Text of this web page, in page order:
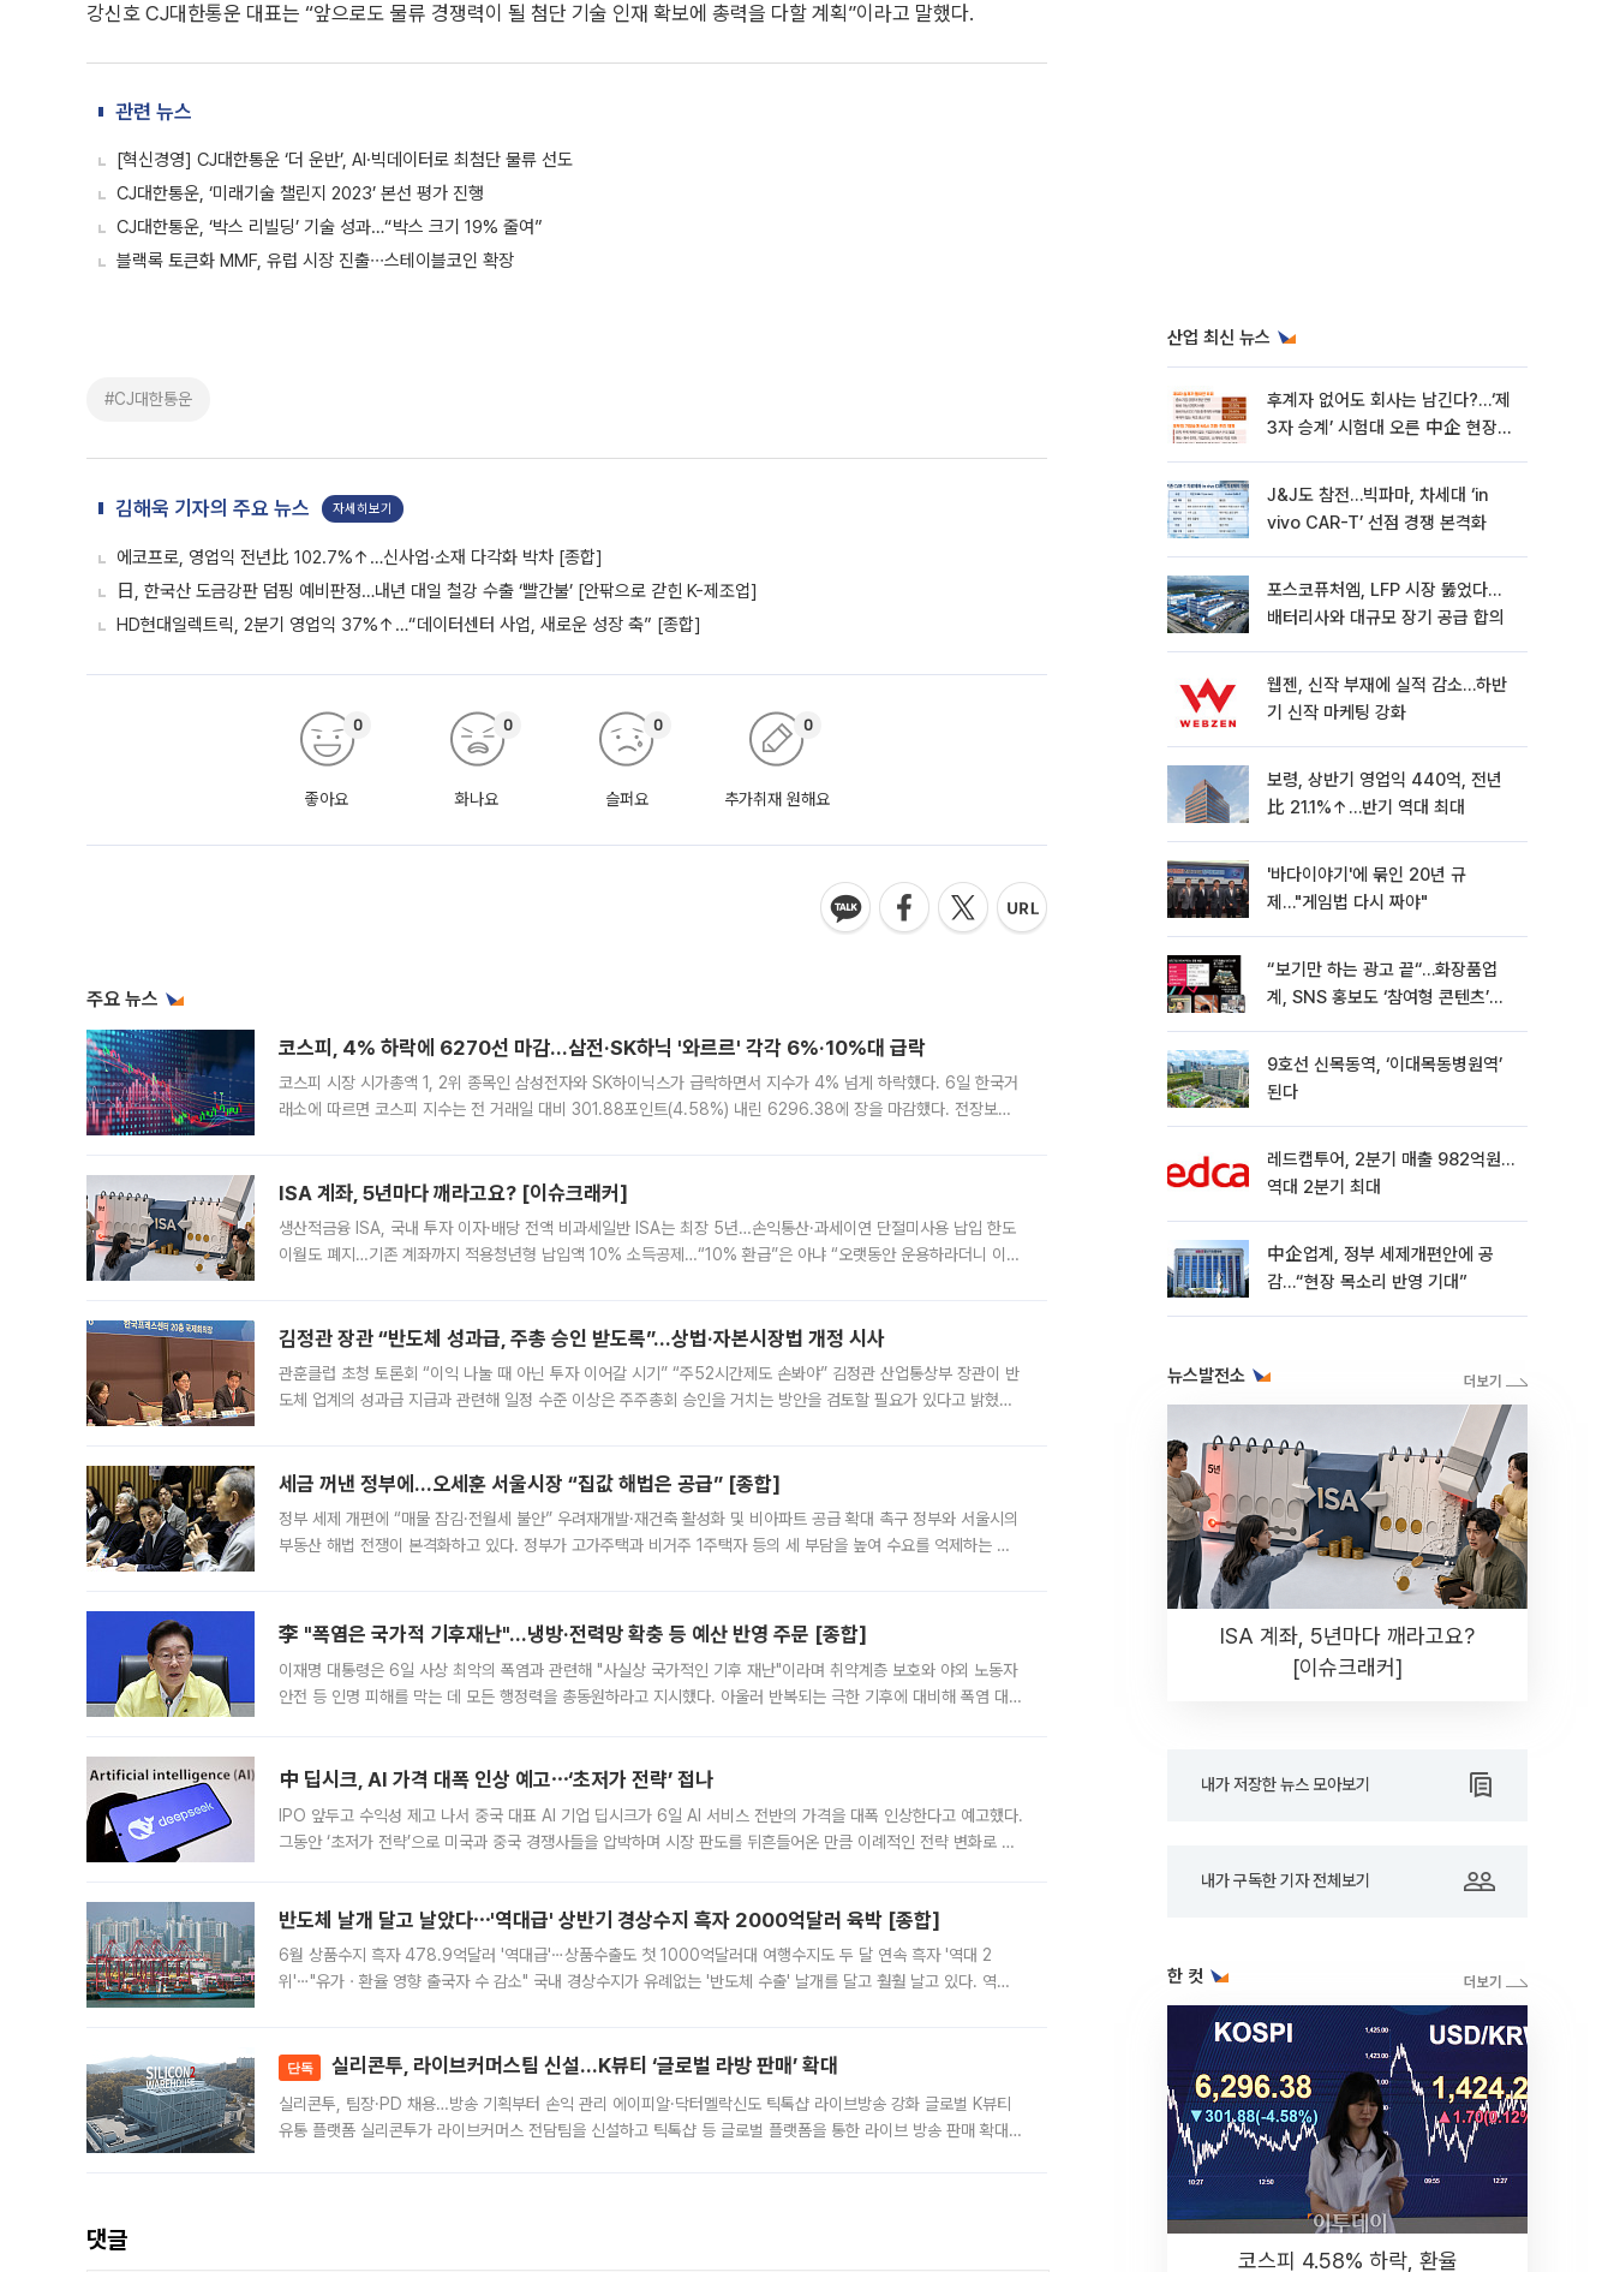
강신호 CJ대한통운 대표는 “앞으로도 물류 경쟁력이 될 첨단 기술 인재 확보에 총력을 다할 계획”이라고 말했다.
관련 뉴스
[혁신경영] CJ대한통운 ‘더 운반’, AI·빅데이터로 최첨단 물류 선도
CJ대한통운, ‘미래기술 챌린지 2023’ 본선 평가 진행
CJ대한통운, ‘박스 리빌딩’ 기술 성과…“박스 크기 19% 줄여”
블랙록 토큰화 MMF, 유럽 시장 진출∙∙∙스테이블코인 확장
#CJ대한통운
김해욱 기자의 주요 뉴스 자세히보기
에코프로, 영업익 전년比 102.7%↑…신사업·소재 다각화 박차 [종합]
日, 한국산 도금강판 덤핑 예비판정…내년 대일 철강 수출 ‘빨간불’ [안팎으로 갇힌 K-제조업]
HD현대일렉트릭, 2분기 영업익 37%↑…“데이터센터 사업, 새로운 성장 축” [종합]
좋아요
0
화나요
0
슬퍼요
0
추가취재 원해요
0
주요 뉴스
코스피, 4% 하락에 6270선 마감…삼전·SK하닉 '와르르' 각각 6%·10%대 급락
코스피 시장 시가총액 1, 2위 종목인 삼성전자와 SK하이닉스가 급락하면서 지수가 4% 넘게 하락했다. 6일 한국거
래소에 따르면 코스피 지수는 전 거래일 대비 301.88포인트(4.58%) 내린 6296.38에 장을 마감했다. 전장보다
ISA 계좌, 5년마다 깨라고요? [이슈크래커]
생산적금융 ISA, 국내 투자 이자·배당 전액 비과세일반 ISA는 최장 5년…손익통산·과세이연 단절미사용 납입 한도
이월도 폐지…기존 계좌까지 적용청년형 납입액 10% 소득공제…“10% 환급”은 아냐 “오랫동안 운용하라더니 이제
김정관 장관 “반도체 성과급, 주총 승인 받도록”…상법·자본시장법 개정 시사
관훈클럽 초청 토론회 “이익 나눌 때 아닌 투자 이어갈 시기” “주52시간제도 손봐야” 김정관 산업통상부 장관이 반
도체 업계의 성과급 지급과 관련해 일정 수준 이상은 주주총회 승인을 거치는 방안을 검토할 필요가 있다고 밝혔다.
세금 꺼낸 정부에…오세훈 서울시장 “집값 해법은 공급” [종합]
정부 세제 개편에 “매물 잠김·전월세 불안” 우려재개발·재건축 활성화 및 비아파트 공급 확대 촉구 정부와 서울시의
부동산 해법 전쟁이 본격화하고 있다. 정부가 고가주택과 비거주 1주택자 등의 세 부담을 높여 수요를 억제하는 카
李 "폭염은 국가적 기후재난"…냉방·전력망 확충 등 예산 반영 주문 [종합]
이재명 대통령은 6일 사상 최악의 폭염과 관련해 "사실상 국가적인 기후 재난"이라며 취약계층 보호와 야외 노동자
안전 등 인명 피해를 막는 데 모든 행정력을 총동원하라고 지시했다. 아울러 반복되는 극한 기후에 대비해 폭염 대응
中 딥시크, AI 가격 대폭 인상 예고⋯‘초저가 전략’ 접나
IPO 앞두고 수익성 제고 나서 중국 대표 AI 기업 딥시크가 6일 AI 서비스 전반의 가격을 대폭 인상한다고 예고했다.
그동안 ‘초저가 전략’으로 미국과 중국 경쟁사들을 압박하며 시장 판도를 뒤흔들어온 만큼 이례적인 전략 변화로 평
반도체 날개 달고 날았다⋯'역대급' 상반기 경상수지 흑자 2000억달러 육박 [종합]
6월 상품수지 흑자 478.9억달러 '역대급'⋯상품수출도 첫 1000억달러대 여행수지도 두 달 연속 흑자 '역대 2
위'⋯"유가ㆍ환율 영향 출국자 수 감소" 국내 경상수지가 유례없는 '반도체 수출' 날개를 달고 훨훨 날고 있다. 역대
단독 실리콘투, 라이브커머스팀 신설…K뷰티 ‘글로벌 라방 판매’ 확대
실리콘투, 팀장·PD 채용…방송 기획부터 손익 관리 에이피알·닥터멜락신도 틱톡샵 라이브방송 강화 글로벌 K뷰티
유통 플랫폼 실리콘투가 라이브커머스 전담팀을 신설하고 틱톡샵 등 글로벌 플랫폼을 통한 라이브 방송 판매 확대에
댓글
산업 최신 뉴스
후계자 없어도 회사는 남긴다?…‘제
3자 승계’ 시험대 오른 中企 현장
J&J도 참전…빅파마, 차세대 ‘in
vivo CAR-T’ 선점 경쟁 본격화
포스코퓨처엠, LFP 시장 뚫었다…
배터리사와 대규모 장기 공급 합의
웹젠, 신작 부재에 실적 감소…하반
기 신작 마케팅 강화
보령, 상반기 영업익 440억, 전년
比 21.1%↑…반기 역대 최대
'바다이야기'에 묶인 20년 규
제…"게임법 다시 짜야"
“보기만 하는 광고 끝“…화장품업
계, SNS 홍보도 ‘참여형 콘텐츠’로
9호선 신목동역, ‘이대목동병원역’
된다
레드캡투어, 2분기 매출 982억원…
역대 2분기 최대
中企업계, 정부 세제개편안에 공
감…“현장 목소리 반영 기대”
뉴스발전소
ISA 계좌, 5년마다 깨라고요?
[이슈크래커]
내가 저장한 뉴스 모아보기
내가 구독한 기자 전체보기
한 컷
코스피 4.58% 하락, 환율